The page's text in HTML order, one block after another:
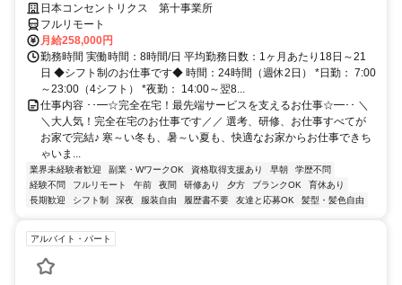
研修で、業界未経験の方も安心！
日本コンセントリクス 第十事業所
フルリモート
月給258,000円
勤務時間 実働時間：8時間/日 平均勤務日数：1ヶ月あたり18日～21
日 ◆シフト制のお仕事です◆ 時間：24時間（週休2日） *日勤： 7:00
～23:00（4シフト） *夜勤： 14:00～翌8...
仕事内容 ･･━☆完全在宅！最先端サービスを支えるお仕事☆━･･ ＼
＼大人気！完全在宅のお仕事です／／ 選考、研修、お仕事すべてが
お家で完結♪ 寒～い冬も、暑～い夏も、快適なお家からお仕事できち
ゃいま...
業界未経験者歓迎 副業・WワークOK 資格取得支援あり 早朝
学歴不問
経験不問
フルリモート 午前 夜間 研修あり 夕方 ブランクOK
育休あり
長期歓迎
シフト制 深夜 服装自由 履歴書不要 友達と応募OK 髪型・髪色自由
アルバイト・パート